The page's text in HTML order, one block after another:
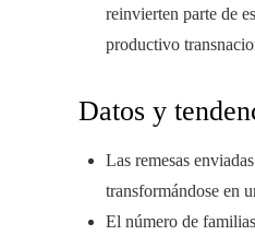
reinvierten parte de
productivo
Datos y
Las remesas
transformándose en
El número de